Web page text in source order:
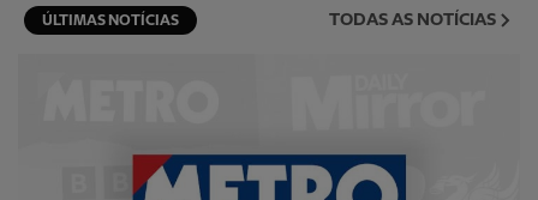
ÚLTIMAS NOTÍCIAS TODAS AS NOTÍCIAS